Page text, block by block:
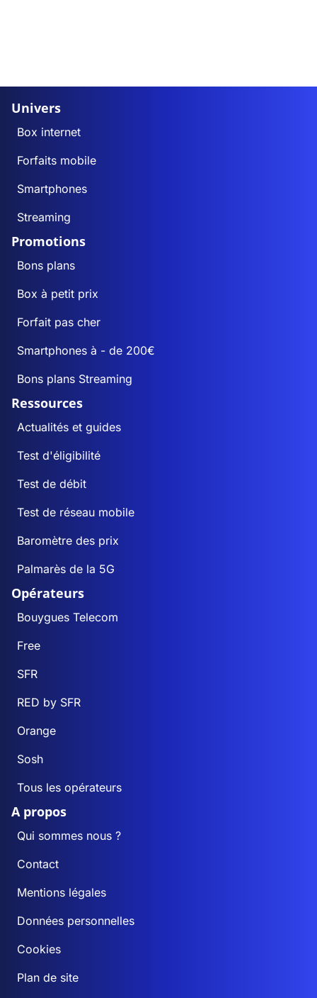
Univers
Box internet
Forfaits mobile
Smartphones
Streaming
Promotions
Bons plans
Box à petit prix
Forfait pas cher
Smartphones à - de 200€
Bons plans Streaming
Ressources
Actualités et guides
Test d'éligibilité
Test de débit
Test de réseau mobile
Baromètre des prix
Palmarès de la 5G
Opérateurs
Bouygues Telecom
Free
SFR
RED by SFR
Orange
Sosh
Tous les opérateurs
A propos
Qui sommes nous ?
Contact
Mentions légales
Données personnelles
Cookies
Plan de site